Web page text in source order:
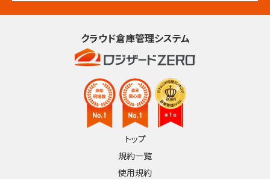
クラウド倉庫管理システム
トップ
規約一覧
使用規約